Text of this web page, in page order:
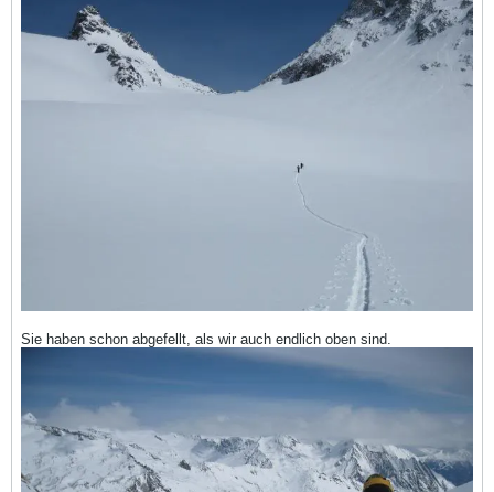
Sie haben schon abgefellt, als wir auch endlich oben sind.